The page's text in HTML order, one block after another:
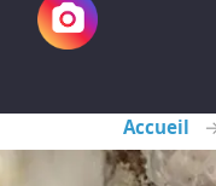
Accueil